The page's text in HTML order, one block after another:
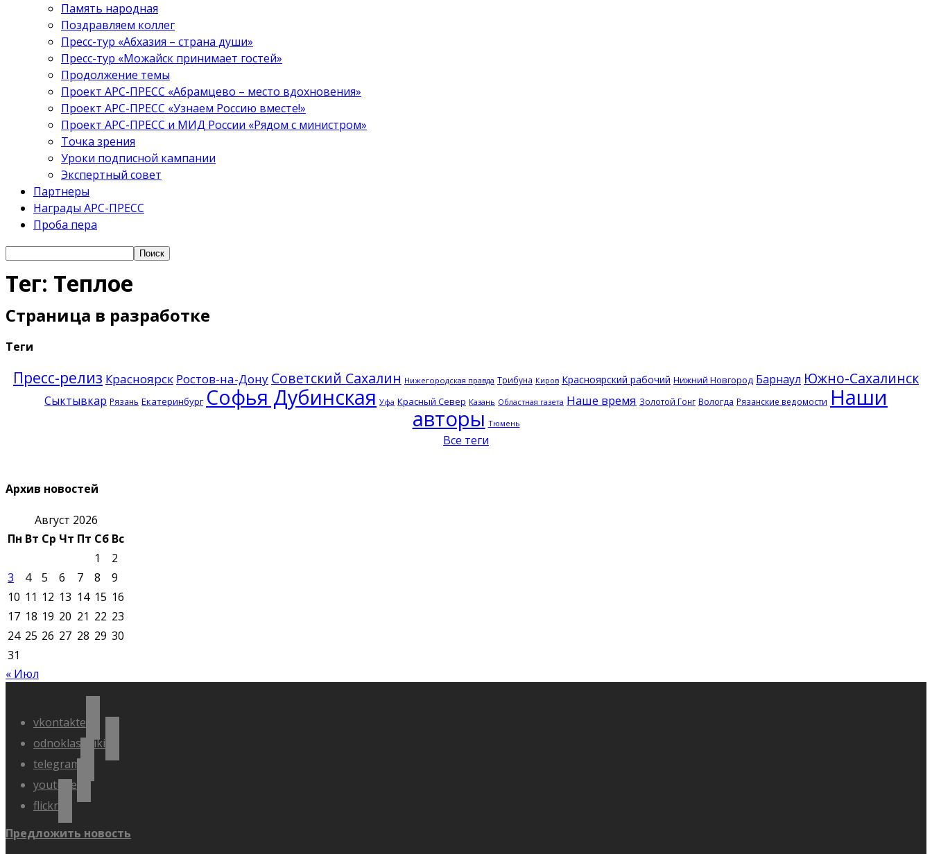
Память народная
Поздравляем коллег
Пресс-тур «Абхазия – страна души»
Пресс-тур «Можайск принимает гостей»
Продолжение темы
Проект АРС-ПРЕСС «Абрамцево – место вдохновения»
Проект АРС-ПРЕСС «Узнаем Россию вместе!»
Проект АРС-ПРЕСС и МИД России «Рядом с министром»
Точка зрения
Уроки подписной кампании
Экспертный совет
Партнеры
Награды АРС-ПРЕСС
Проба пера
Тег: Теплое
Страница в разработке
Теги
Пресс-релиз Красноярск Ростов-на-Дону Советский Сахалин Нижегородская правда Трибуна Киров Красноярский рабочий Нижний Новгород Барнаул Южно-Сахалинск
Сыктывкар Рязань Екатеринбург Софья Дубинская Уфа Красный Север Казань Областная газета Наше время Золотой Гонг Вологда Рязанские ведомости Наши
авторы Тюмень
Все теги
Архив новостей
Август 2026
Пн Вт Ср Чт Пт Сб Вс
1
2
3
4 5 6 7 8
9
10 11 12 13 14 15 16
17 18 19 20 21 22 23
24 25 26 27 28 29 30
31
« Июл
vkontakte
odnoklassniki
telegram
youtube
flickr
Предложить новость